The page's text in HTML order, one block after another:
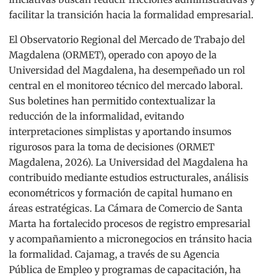
facilitar la transición hacia la formalidad empresarial.
El Observatorio Regional del Mercado de Trabajo del
Magdalena (ORMET), operado con apoyo de la
Universidad del Magdalena, ha desempeñado un rol
central en el monitoreo técnico del mercado laboral.
Sus boletines han permitido contextualizar la
reducción de la informalidad, evitando
interpretaciones simplistas y aportando insumos
rigurosos para la toma de decisiones (ORMET
Magdalena, 2026). La Universidad del Magdalena ha
contribuido mediante estudios estructurales, análisis
econométricos y formación de capital humano en
áreas estratégicas. La Cámara de Comercio de Santa
Marta ha fortalecido procesos de registro empresarial
y acompañamiento a micronegocios en tránsito hacia
la formalidad. Cajamag, a través de su Agencia
Pública de Empleo y programas de capacitación, ha